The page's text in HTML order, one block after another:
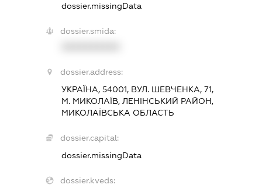
dossier.missingData
dossier.smida:
dossier.address:
УКРАЇНА, 54001, ВУЛ. ШЕВЧЕНКА, 71,
М. МИКОЛАЇВ, ЛЕНІНСЬКИЙ РАЙОН,
МИКОЛАЇВСЬКА ОБЛАСТЬ
dossier.capital:
dossier.missingData
dossier.kveds: